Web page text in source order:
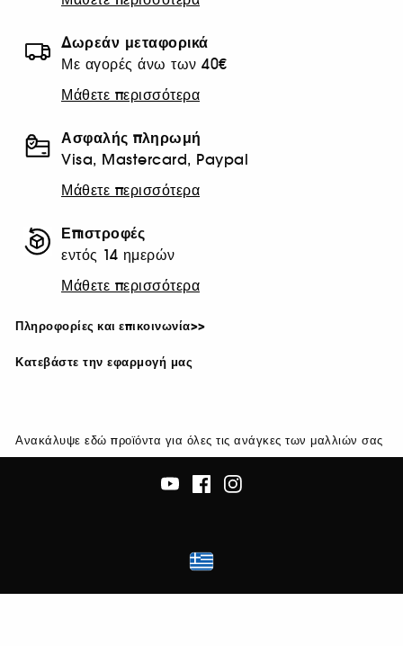
Δωρεάν μεταφορικά
Με αγορές άνω των 40€
Μάθετε περισσότερα
Ασφαλής πληρωμή
Visa, Mastercard, Paypal
Μάθετε περισσότερα
Επιστροφές
εντός 14 ημερών
Μάθετε περισσότερα
Πληροφορίες και επικοινωνία>>
Κατεβάστε την εφαρμογή μας
Ανακάλυψε εδώ προϊόντα για όλες τις ανάγκες των μαλλιών σας